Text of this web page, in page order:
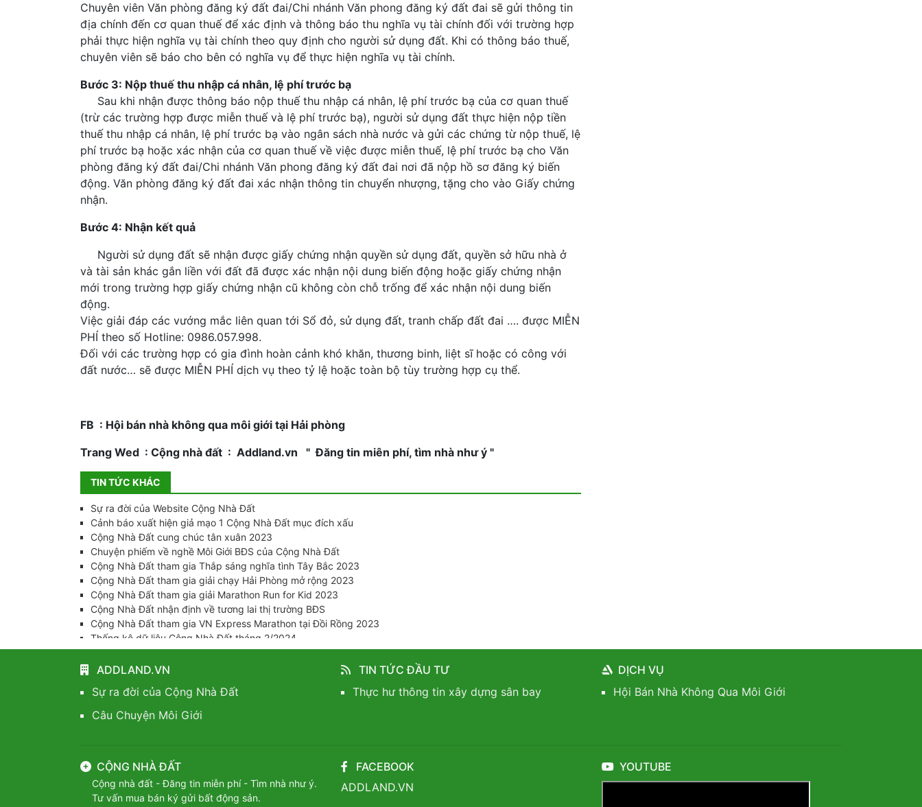
Chuyên viên Văn phòng đăng ký đất đai/Chi nhánh Văn phong đăng ký đất đai sẽ gửi thông tin
địa chính đến cơ quan thuế để xác định và thông báo thu nghĩa vụ tài chính đối với trường hợp
phải thực hiện nghĩa vụ tài chính theo quy định cho người sử dụng đất. Khi có thông báo thuế,
chuyên viên sẽ báo cho bên có nghĩa vụ để thực hiện nghĩa vụ tài chính.
Bước 3: Nộp thuế thu nhập cá nhân, lệ phí trước bạ
Sau khi nhận được thông báo nộp thuế thu nhập cá nhân, lệ phí trước bạ của cơ quan thuế
(trừ các trường hợp được miễn thuế và lệ phí trước bạ), người sử dụng đất thực hiện nộp tiền
thuế thu nhập cá nhân, lệ phí trước bạ vào ngân sách nhà nước và gửi các chứng từ nộp thuế, lệ
phí trước bạ hoặc xác nhận của cơ quan thuế về việc được miễn thuế, lệ phí trước bạ cho Văn
phòng đăng ký đất đai/Chi nhánh Văn phong đăng ký đất đai nơi đã nộp hồ sơ đăng ký biến
động. Văn phòng đăng ký đất đai xác nhận thông tin chuyển nhượng, tặng cho vào Giấy chứng
nhận.
Bước 4: Nhận kết quả
Người sử dụng đất sẽ nhận được giấy chứng nhận quyền sử dụng đất, quyền sở hữu nhà ở
và tài sản khác gắn liền với đất đã được xác nhận nội dung biến động hoặc giấy chứng nhận
mới trong trường hợp giấy chứng nhận cũ không còn chỗ trống để xác nhận nội dung biến
động.
Việc giải đáp các vướng mắc liên quan tới Sổ đỏ, sử dụng đất, tranh chấp đất đai …. được MIỄN
PHÍ theo số Hotline: 0986.057.998.
Đối với các trường hợp có gia đình hoàn cảnh khó khăn, thương binh, liệt sĩ hoặc có công với
đất nước… sẽ được MIỄN PHÍ dịch vụ theo tỷ lệ hoặc toàn bộ tùy trường hợp cụ thể.
FB : Hội bán nhà không qua môi giới tại Hải phòng
Trang Wed : Cộng nhà đất : Addland.vn " Đăng tin miên phí, tìm nhà như ý "
TIN TỨC KHÁC
Sự ra đời của Website Cộng Nhà Đất
Cảnh báo xuất hiện giả mạo 1 Cộng Nhà Đất mục đích xấu
Cộng Nhà Đất cung chúc tân xuân 2023
Chuyện phiếm về nghề Môi Giới BĐS của Cộng Nhà Đất
Cộng Nhà Đất tham gia Thắp sáng nghĩa tình Tây Bắc 2023
Cộng Nhà Đất tham gia giải chạy Hải Phòng mở rộng 2023
Cộng Nhà Đất tham gia giải Marathon Run for Kid 2023
Cộng Nhà Đất nhận định về tương lai thị trường BĐS
Cộng Nhà Đất tham gia VN Express Marathon tại Đồi Rồng 2023
Thống kê dữ liệu Cộng Nhà Đất tháng 2/2024
Cộng Nhà Đất tham gia giải Marathon Fastestx Cát Bà Amantina 2024
Thống kê dữ liệu tháng 3/2024 của Cộng Nhà Đất
Cộng Nhà Đất tổng hợp những khu vực bị cấm phân lô BĐS
Cộng Nhà Đất cập nhật quy định siết chặt phân lô BĐS ?
Cộng Nhà Đất hướng dẫn thủ tục cấp chuyển đổi đất 2024
Cộng Nhà Đất tham dự giải Marathon Vì Người Nghèo Kiến An 2024
Cộng Nhà Đất thống kê dữ liệu truy cập tháng 9/2024
Cộng Nhà Đất tham gia giải Marathon VTV Cát Bà 19/10/2024
ADDLAND.VN
Sự ra đời của Cộng Nhà Đất
Câu Chuyện Môi Giới
TIN TỨC ĐẦU TƯ
Thực hư thông tin xây dựng sân bay
DỊCH VỤ
Hội Bán Nhà Không Qua Môi Giới
CỘNG NHÀ ĐẤT
Cộng nhà đất - Đăng tin miễn phí - Tìm nhà như ý.
Tư vấn mua bán ký gửi bất động sản.
FACEBOOK
ADDLAND.VN
YOUTUBE